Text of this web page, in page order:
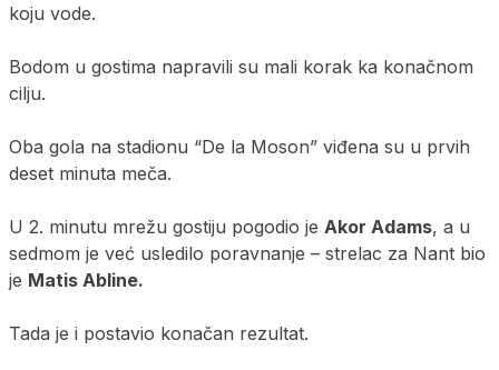
koju vode.
Bodom u gostima napravili su mali korak ka konačnom
cilju.
Oba gola na stadionu “De la Moson” viđena su u prvih
deset minuta meča.
U 2. minutu mrežu gostiju pogodio je Akor Adams, a u
sedmom je već usledilo poravnanje – strelac za Nant bio
je Matis Abline.
Tada je i postavio konačan rezultat.